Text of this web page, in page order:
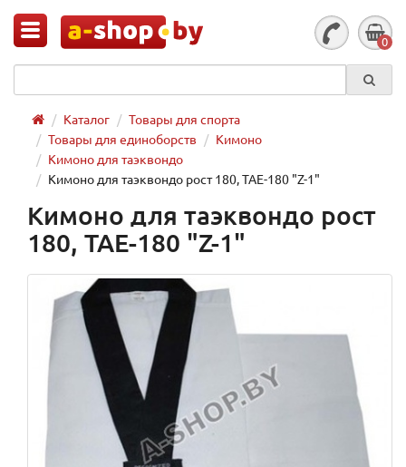
0
Каталог
Товары для спорта
Товары для единоборств
Кимоно
Кимоно для таэквондо
Кимоно для таэквондо рост 180, TAE-180 "Z-1"
Кимоно для таэквондо рост
180, TAE-180 "Z-1"